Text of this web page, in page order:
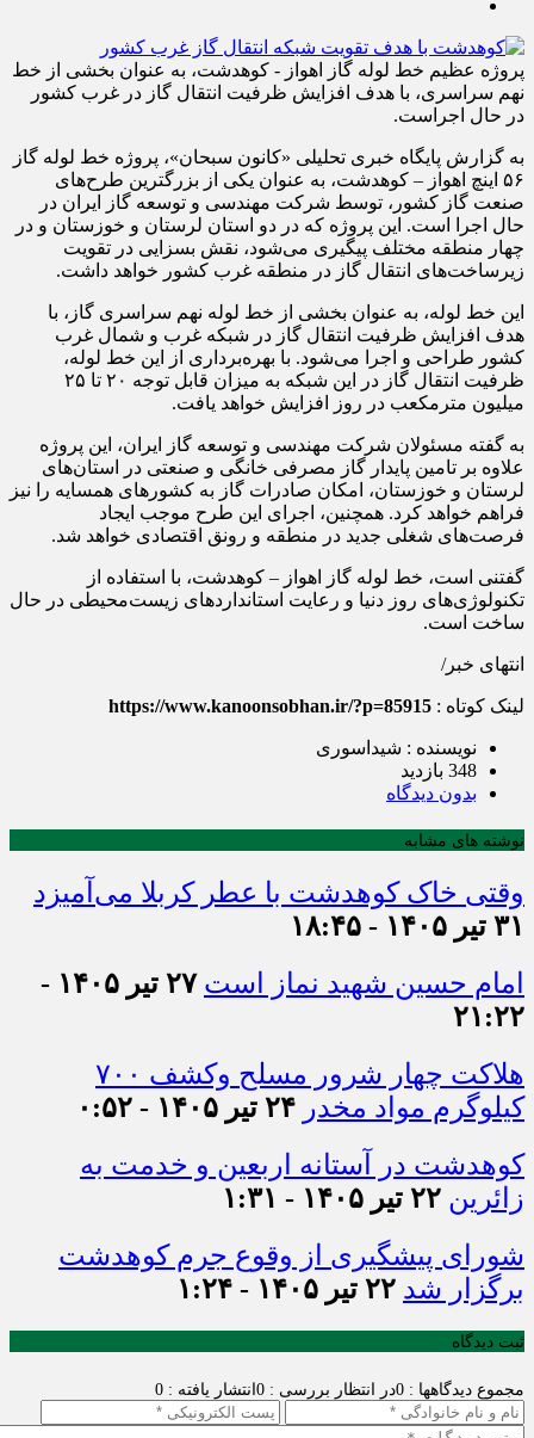
پروژه عظیم خط لوله گاز اهواز - کوهدشت، به عنوان بخشی از خط
نهم سراسری، با هدف افزایش ظرفیت انتقال گاز در غرب کشور
در حال اجراست.
به گزارش پایگاه خبری تحلیلی «کانون سبحان»، پروژه خط لوله گاز
۵۶ اینچ اهواز – کوهدشت، به عنوان یکی از بزرگترین طرح‌های
صنعت گاز کشور، توسط شرکت مهندسی و توسعه گاز ایران در
حال اجرا است. این پروژه که در دو استان لرستان و خوزستان و در
چهار منطقه مختلف پیگیری می‌شود، نقش بسزایی در تقویت
زیرساخت‌های انتقال گاز در منطقه غرب کشور خواهد داشت.
این خط لوله، به عنوان بخشی از خط لوله نهم سراسری گاز، با
هدف افزایش ظرفیت انتقال گاز در شبکه غرب و شمال غرب
کشور طراحی و اجرا می‌شود. با بهره‌برداری از این خط لوله،
ظرفیت انتقال گاز در این شبکه به میزان قابل توجه ۲۰ تا ۲۵
میلیون مترمکعب در روز افزایش خواهد یافت.
به گفته مسئولان شرکت مهندسی و توسعه گاز ایران، این پروژه
علاوه بر تامین پایدار گاز مصرفی خانگی و صنعتی در استان‌های
لرستان و خوزستان، امکان صادرات گاز به کشورهای همسایه را نیز
فراهم خواهد کرد. همچنین، اجرای این طرح موجب ایجاد
فرصت‌های شغلی جدید در منطقه و رونق اقتصادی خواهد شد.
گفتنی است، خط لوله گاز اهواز – کوهدشت، با استفاده از
تکنولوژی‌های روز دنیا و رعایت استانداردهای زیست‌محیطی در حال
ساخت است.
انتهای خبر/
لینک کوتاه : https://www.kanoonsobhan.ir/?p=85915
نویسنده : شیداسوری
348 بازدید
بدون دیدگاه
نوشته های مشابه
وقتی خاک کوهدشت با عطر کربلا می‌آمیزد
۳۱ تیر ۱۴۰۵ - ۱۸:۴۵
امام حسین شهید نماز است
۲۷ تیر ۱۴۰۵ -
۲۱:۲۲
هلاکت چهار شرور مسلح وکشف ۷۰۰
کیلوگرم مواد مخدر ۲۴ تیر ۱۴۰۵ - ۰:۵۲
کوهدشت در آستانه اربعین و خدمت‌ به
زائرین ۲۲ تیر ۱۴۰۵ - ۱:۳۱
شورای پیشگیری از وقوع جرم کوهدشت
برگزار شد ۲۲ تیر ۱۴۰۵ - ۱:۲۴
ثبت دیدگاه
مجموع دیدگاهها : 0 در انتظار بررسی : 0 انتشار یافته : 0